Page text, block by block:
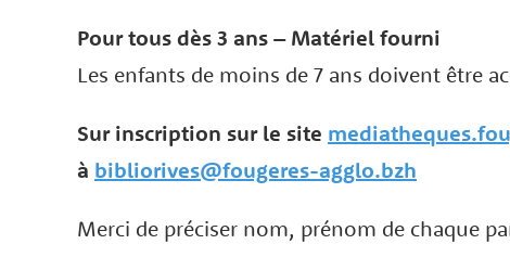
Pour tous dès 3 ans – Matériel fourni
Les enfants de moins de 7 ans doivent être
Sur inscription sur le site
à bibliorives@fougeres-agglo.bzh
Merci de préciser nom, prénom de chaque